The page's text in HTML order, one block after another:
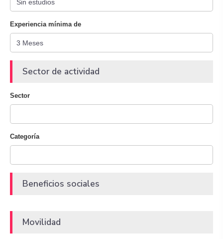
Experiencia mínima de
Sector de actividad
Sector
Categoría
Beneficios sociales
Movilidad